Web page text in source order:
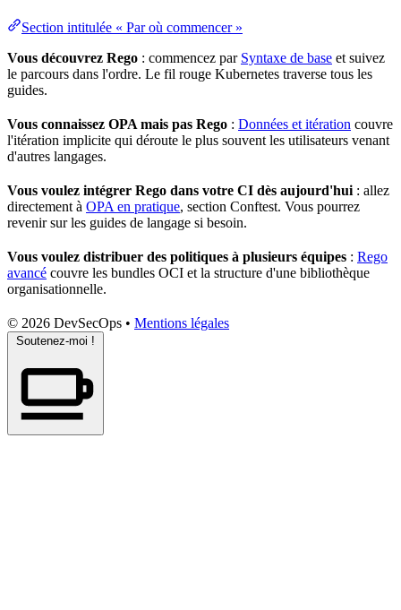
Section intitulée « Par où commencer »
Vous découvrez Rego : commencez par Syntaxe de base et suivez
le parcours dans l'ordre. Le fil rouge Kubernetes traverse tous les
guides.
Vous connaissez OPA mais pas Rego : Données et itération couvre
l'itération implicite qui déroute le plus souvent les utilisateurs venant
d'autres langages.
Vous voulez intégrer Rego dans votre CI dès aujourd'hui : allez
directement à OPA en pratique, section Conftest. Vous pourrez
revenir sur les guides de langage si besoin.
Vous voulez distribuer des politiques à plusieurs équipes : Rego
avancé couvre les bundles OCI et la structure d'une bibliothèque
organisationnelle.
© 2026 DevSecOps • Mentions légales
Soutenez-moi !